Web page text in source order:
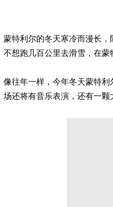
蒙特利尔的冬天寒冷而漫长
不想跑几百公里去滑雪，在蒙
像往年一样，今年冬天蒙特
场还将有音乐表演，还有一颗